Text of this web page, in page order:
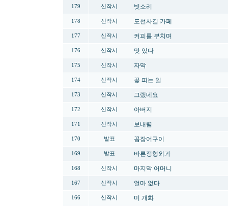
179 신작시 빗소리
178 신작시 도선사길 카페
177 신작시 커피를 부치며
176 신작시 맛 있다
175 신작시 자막
174 신작시 꽃 피는 일
173 신작시 그랬네요
172 신작시 아버지
171 신작시 보내렴
170 발표 꼼장어구이
169 발표 바른정형외과
168 신작시 마지막 어머니
167 신작시 얼마 없다
166 신작시 미 개화